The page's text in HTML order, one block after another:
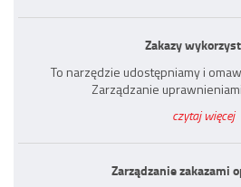
Zakazy
To narzędzie udostępniamy i
Zarządzanie
czytaj więcej
Zarządzanie zakazami